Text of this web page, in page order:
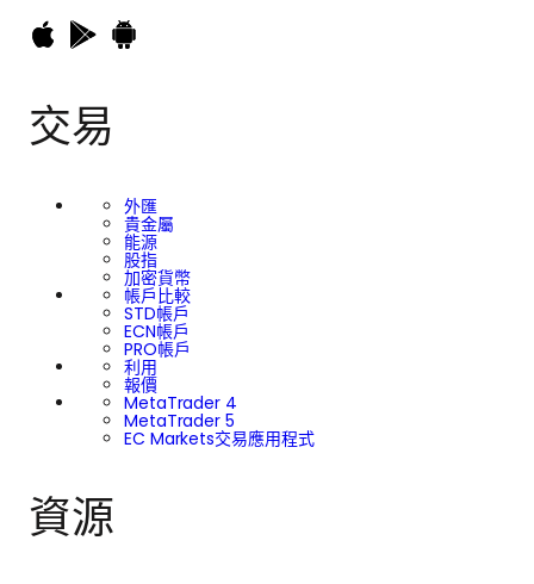
交易
外匯
貴金屬
能源
股指
加密貨幣
帳戶比較
STD帳戶
ECN帳戶
PRO帳戶
利用
報價
MetaTrader 4
MetaTrader 5
EC Markets交易應用程式
資源